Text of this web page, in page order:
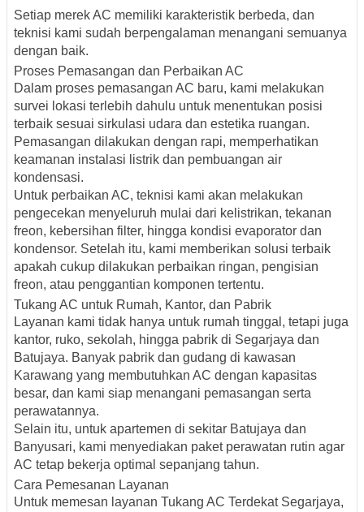
Setiap merek AC memiliki karakteristik berbeda, dan
teknisi kami sudah berpengalaman menangani semuanya
dengan baik.
Proses Pemasangan dan Perbaikan AC
Dalam proses pemasangan AC baru, kami melakukan
survei lokasi terlebih dahulu untuk menentukan posisi
terbaik sesuai sirkulasi udara dan estetika ruangan.
Pemasangan dilakukan dengan rapi, memperhatikan
keamanan instalasi listrik dan pembuangan air
kondensasi.
Untuk perbaikan AC, teknisi kami akan melakukan
pengecekan menyeluruh mulai dari kelistrikan, tekanan
freon, kebersihan filter, hingga kondisi evaporator dan
kondensor. Setelah itu, kami memberikan solusi terbaik
apakah cukup dilakukan perbaikan ringan, pengisian
freon, atau penggantian komponen tertentu.
Tukang AC untuk Rumah, Kantor, dan Pabrik
Layanan kami tidak hanya untuk rumah tinggal, tetapi juga
kantor, ruko, sekolah, hingga pabrik di Segarjaya dan
Batujaya. Banyak pabrik dan gudang di kawasan
Karawang yang membutuhkan AC dengan kapasitas
besar, dan kami siap menangani pemasangan serta
perawatannya.
Selain itu, untuk apartemen di sekitar Batujaya dan
Banyusari, kami menyediakan paket perawatan rutin agar
AC tetap bekerja optimal sepanjang tahun.
Cara Pemesanan Layanan
Untuk memesan layanan Tukang AC Terdekat Segarjaya,